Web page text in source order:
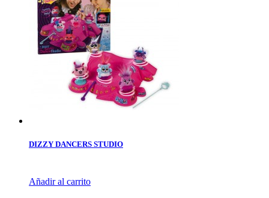
DIZZY DANCERS STUDIO
Añadir al carrito